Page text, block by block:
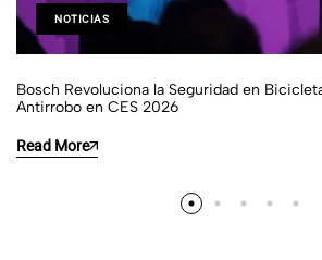
NOTICIAS
Bosch Revoluciona la Seguridad en
Antirrobo en CES 2026
Read More